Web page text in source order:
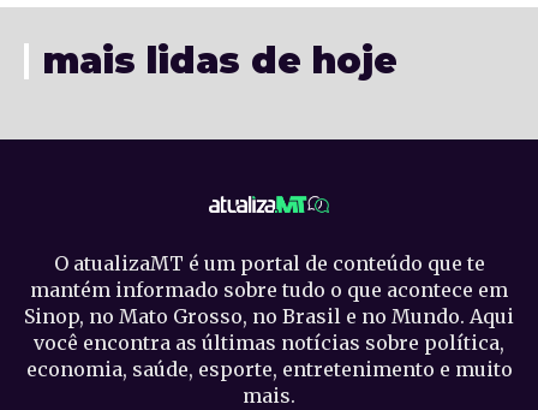
mais lidas de hoje
O atualizaMT é um portal de conteúdo que te
mantém informado sobre tudo o que acontece em
Sinop, no Mato Grosso, no Brasil e no Mundo. Aqui
você encontra as últimas notícias sobre política,
economia, saúde, esporte, entretenimento e muito
mais.